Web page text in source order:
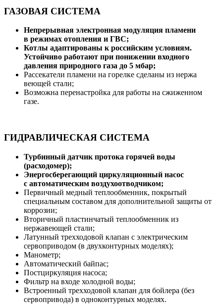
ГАЗОВАЯ СИСТЕМА
Непрерывная электронная модуляция пламени
в режимах отопления и ГВС;
Котлы адаптированы к российским условиям.
Устойчиво работают при понижении входного
давления природного газа до 5 мбар;
Рассекатели пламени на горелке сделаны из нержа
веющей стали;
Возможна перенастройка для работы на сжиженном
газе.
ГИДРАВЛИЧЕСКАЯ СИСТЕМА
Турбинный датчик протока горячей воды
(расходомер);
Энергосберегающий циркуляционный насос
с автоматическим воздухоотводчиком;
Первичный медный теплообменник, покрытый
специальным составом для дополнительной защиты от
коррозии;
Вторичный пластинчатый теплообменник из
нержавеющей стали;
Латунный трехходовой клапан с электрическим
сервоприводом (в двухконтурных моделях);
Манометр;
Автоматический байпас;
Постциркуляция насоса;
Фильтр на входе холодной воды;
Встроенный трехходовой клапан для бойлера (без
сервопривода) в одноконтурных моделях.